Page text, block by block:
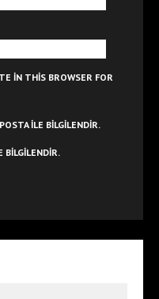
IN THIS BROWSER FOR
ILE BILGILENDIR.
BILGILENDIR.